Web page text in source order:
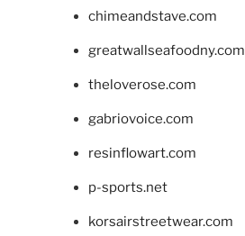
chimeandstave.com
greatwallseafoodny.com
theloverose.com
gabriovoice.com
resinflowart.com
p-sports.net
korsairstreetwear.com